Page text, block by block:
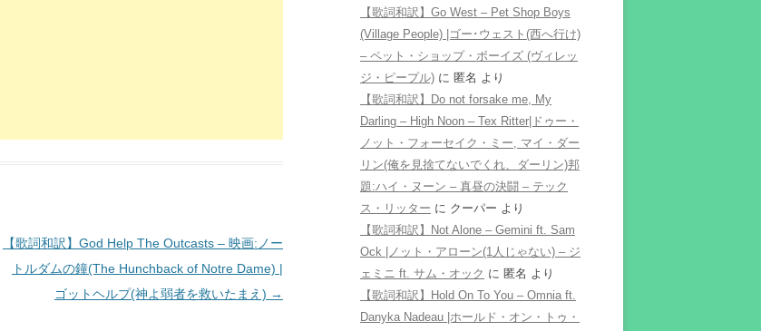
【歌詞和訳】God Help The Outcasts – 映画:ノー
トルダムの鐘(The Hunchback of Notre Dame) |
ゴットヘルプ(神よ弱者を救いたまえ) →
【歌詞和訳】Go West – Pet Shop Boys
(Village People) |ゴー･ウェスト(西へ行け)
– ペット・ショップ・ボーイズ (ヴィレッ
ジ・ピープル) に 匿名 より
【歌詞和訳】Do not forsake me, My
Darling – High Noon – Tex Ritter|ドゥー・
ノット・フォーセイク・ミー, マイ・ダー
リン(俺を見捨てないでくれ、ダーリン)邦
題:ハイ・ヌーン – 真昼の決闘 – テック
ス・リッター に クーパー より
【歌詞和訳】Not Alone – Gemini ft. Sam
Ock |ノット・アローン(1人じゃない) – ジ
ェミニ ft. サム・オック に 匿名 より
【歌詞和訳】Hold On To You – Omnia ft.
Danyka Nadeau |ホールド・オン・トゥ・